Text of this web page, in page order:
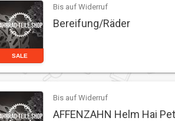
SALE
Bis auf Widerruf
Bereifung/Räder
Bis auf Widerruf
AFFENZAHN Helm Hai